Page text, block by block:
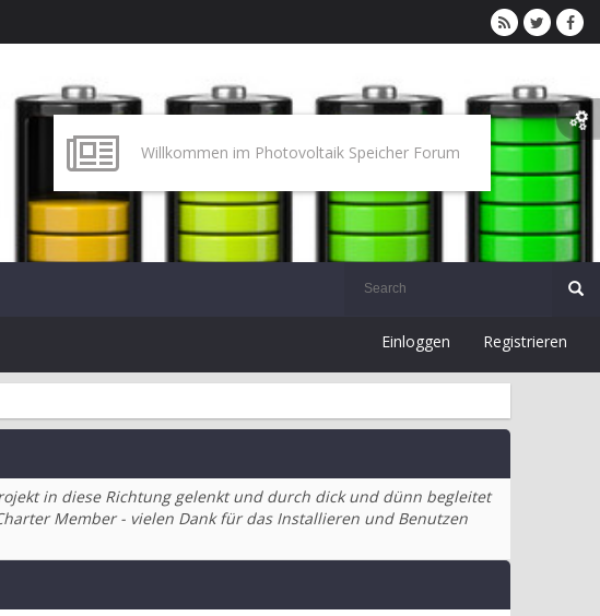
Willkommen im Photovoltaik Speicher Forum
Einloggen Registrieren
in diese Richtung gelenkt und durch dick und dünn begleitet
Member - vielen Dank für das Installieren und Benutzen